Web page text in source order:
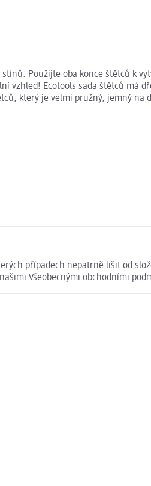
Použijte oba konce štětců k
Ecotools sada štětců má
který je velmi pružný, jemný na
případech nepatrně lišit od
Všeobecnými obchodními